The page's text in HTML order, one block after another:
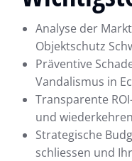
Analyse der
Objektschutz
Präventive
Vandalismus in
Transparente
und
Strategische
schliessen und